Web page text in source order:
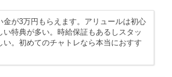
金が3万円もらえます。アリュールは初心
い特典が多い。時給保証もあるしスタッ
い。初めてのチャトレなら本当におすす